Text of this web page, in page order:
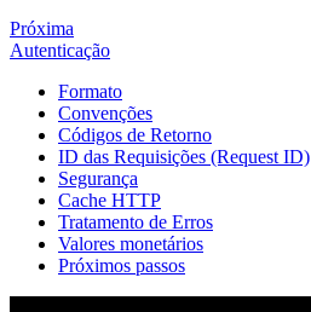
Próxima
Autenticação
Formato
Convenções
Códigos de Retorno
ID das Requisições (Request ID)
Segurança
Cache HTTP
Tratamento de Erros
Valores monetários
Próximos passos